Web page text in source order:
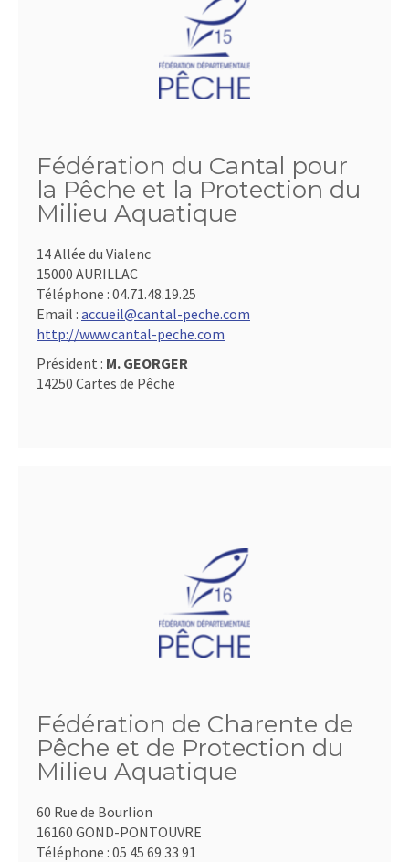
Fédération du Cantal pour
la Pêche et la Protection du
Milieu Aquatique
14 Allée du Vialenc
15000 AURILLAC
Téléphone : 04.71.48.19.25
Email : accueil@cantal-peche.com
http://www.cantal-peche.com
Président : M. GEORGER
14250 Cartes de Pêche
Fédération de Charente de
Pêche et de Protection du
Milieu Aquatique
60 Rue de Bourlion
16160 GOND-PONTOUVRE
Téléphone : 05 45 69 33 91